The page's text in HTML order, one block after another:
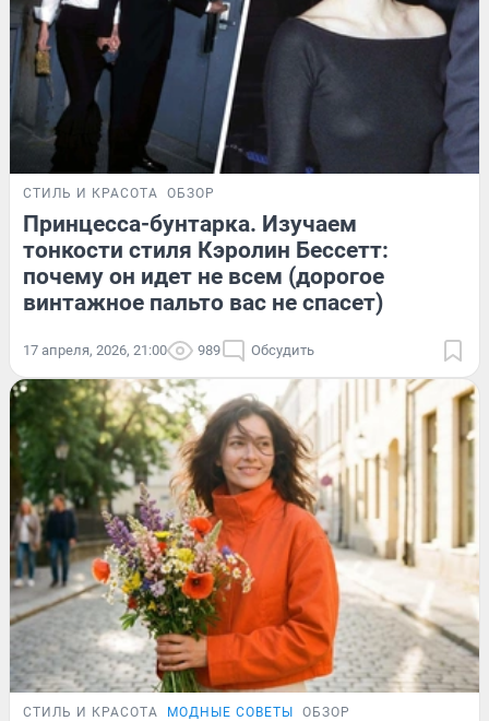
СТИЛЬ И КРАСОТА ОБЗОР
Принцесса-бунтарка. Изучаем
тонкости стиля Кэролин Бессетт:
почему он идет не всем (дорогое
винтажное пальто вас не спасет)
17 апреля, 2026, 21:00 989 Обсудить
СТИЛЬ И КРАСОТА МОДНЫЕ СОВЕТЫ ОБЗОР